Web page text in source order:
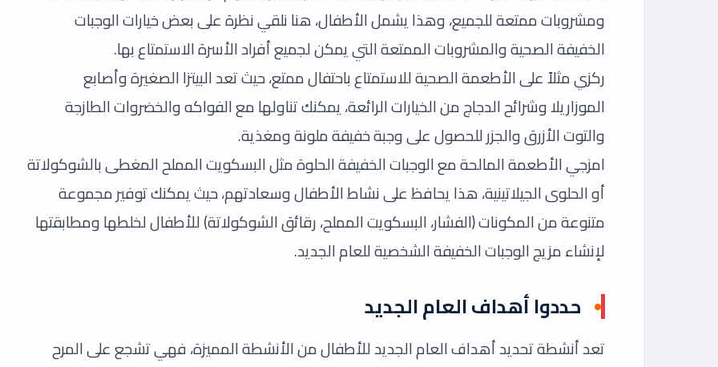
ومشروبات ممتعة للجميع، وهذا يشمل الأطفال، هنا نلقي نظرة على بعض خيارات الوجبات
الخفيفة الصحية والمشروبات الممتعة التي يمكن لجميع أفراد الأسرة الاستمتاع بها.
ركزي مثلاً على الأطعمة الصحية للاستمتاع باحتفال ممتع، حيث تعد البيتزا الصغيرة وأصابع
الموزاريلا وشرائح الدجاج من الخيارات الرائعة، يمكنك تناولها مع الفواكه والخضروات الطازجة
والتوت الأزرق والجزر للحصول على وجبة خفيفة ملونة ومغذية.
امزجي الأطعمة المالحة مع الوجبات الخفيفة الحلوة مثل البسكويت المملح المغطى بالشوكولاتة
أو الحلوى الجيلاتينية، هذا يحافظ على نشاط الأطفال وسعادتهم، حيث يمكنك توفير مجموعة
متنوعة من المكونات (الفشار، البسكويت المملح، رقائق الشوكولاتة) للأطفال لخلطها ومطابقتها
لإنشاء مزيج الوجبات الخفيفة الشخصية للعام الجديد.
حددوا أهداف العام الجديد
تعد أنشطة تحديد أهداف العام الجديد للأطفال من الأنشطة المميزة، فهي تشجع على المرح